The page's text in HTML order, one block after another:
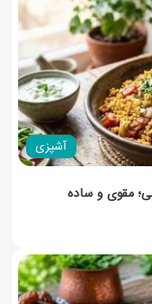
آشپزی
مقوی و ساده